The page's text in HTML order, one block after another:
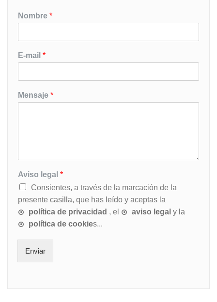
Nombre *
E-mail *
Mensaje *
Aviso legal *
Consientes, a través de la marcación de la
presente casilla, que has leído y aceptas la
política de privacidad , el aviso legal y la
política de cookies...
Enviar